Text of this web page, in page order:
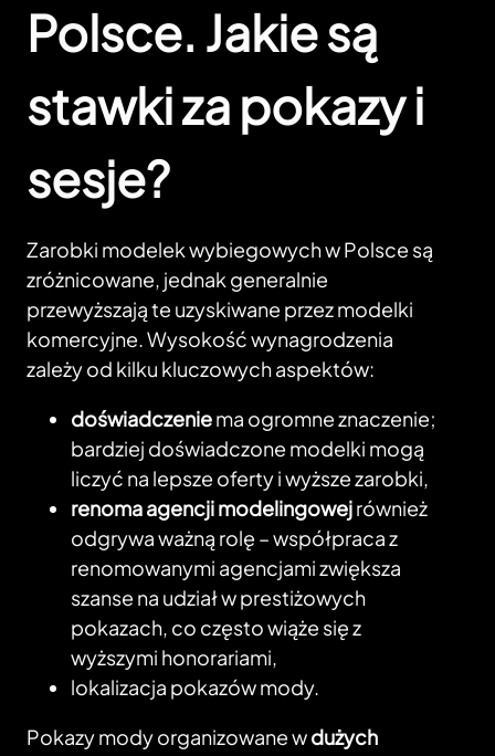
Polsce. Jakie są
stawki za pokazy i
sesje?
Zarobki modelek wybiegowych w Polsce są
zróżnicowane, jednak generalnie
przewyższają te uzyskiwane przez modelki
komercyjne. Wysokość wynagrodzenia
zależy od kilku kluczowych aspektów:
doświadczeniema ogromne znaczenie;
bardziej doświadczone modelki mogą
liczyć na lepsze oferty i wyższe zarobki,
renoma agencji modelingowejrównież
odgrywa ważną rolę – współpraca z
renomowanymi agencjami zwiększa
szanse na udział w prestiżowych
pokazach, co często wiąże się z
wyższymi honorariami,
lokalizacja pokazów mody.
Pokazy mody organizowane wdużych